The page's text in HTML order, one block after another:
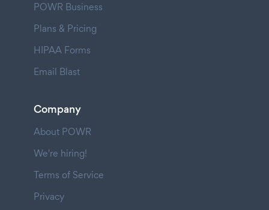
POWR Business
Plans & Pricing
HIPAA Forms
Email Blast
Company
About POWR
We're hiring!
Terms of Service
Privacy